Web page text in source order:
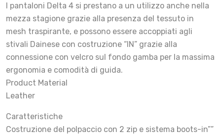
I pantaloni Delta 4 si prestano a un utilizzo anche nella
mezza stagione grazie alla presenza del tessuto in
mesh traspirante, e possono essere accoppiati agli
stivali Dainese con costruzione “IN” grazie alla
connessione con velcro sul fondo gamba per la massima
ergonomia e comodità di guida.
Product Material
Leather
Caratteristiche
Costruzione del polpaccio con 2 zip e sistema boots-in””